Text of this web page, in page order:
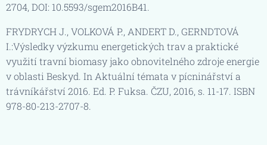
2704, DOI: 10.5593/sgem2016B41.
FRYDRYCH J., VOLKOVÁ P., ANDERT D., GERNDTOVÁ
I.:Výsledky výzkumu energetických trav a praktické
využití travní biomasy jako obnovitelného zdroje energie
v oblasti Beskyd. In Aktuální témata v pícninářství a
trávníkářství 2016. Ed. P. Fuksa. ČZU, 2016, s. 11-17. ISBN
978-80-213-2707-8.